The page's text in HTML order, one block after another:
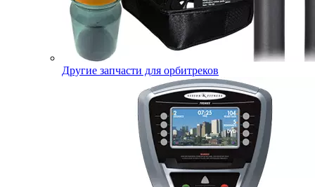
Другие запчасти для орбитреков